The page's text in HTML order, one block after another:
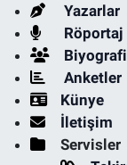
Yazarlar
Röportaj
Biyografi
Anketler
Künye
İletişim
Servisler